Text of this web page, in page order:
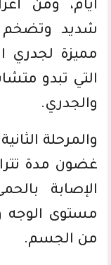
أيام، ومن
شديد وتضخم
مميزة لجدري
التي تبدو
والجدري.
والمرحلة
الإصابة
مستوى الوجه
من الجسم.